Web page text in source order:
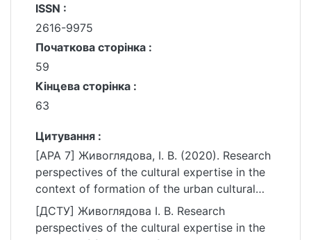
ISSN :
2616-9975
Початкова сторінка :
59
Кінцева сторінка :
63
Цитування :
[APA 7] Живоглядова, І. В. (2020). Research
perspectives of the cultural expertise in the
context of formation of the urban cultural
space. Українські культурологічні студії, (1
(6)), 59–63.
[ДСТУ] Живоглядова І. В. Research
perspectives of the cultural expertise in the